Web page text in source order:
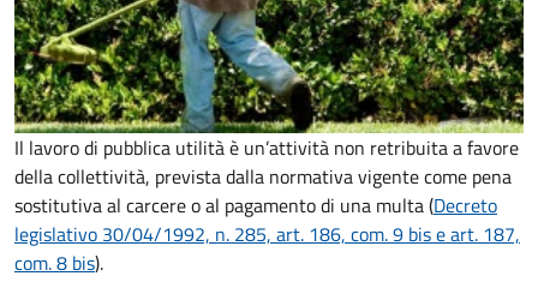
Il lavoro di pubblica utilità è un’attività non retribuita a favore
della collettività, prevista dalla normativa vigente come pena
sostitutiva al carcere o al pagamento di una multa (Decreto
legislativo 30/04/1992, n. 285, art. 186, com. 9 bis e art. 187,
com. 8 bis).